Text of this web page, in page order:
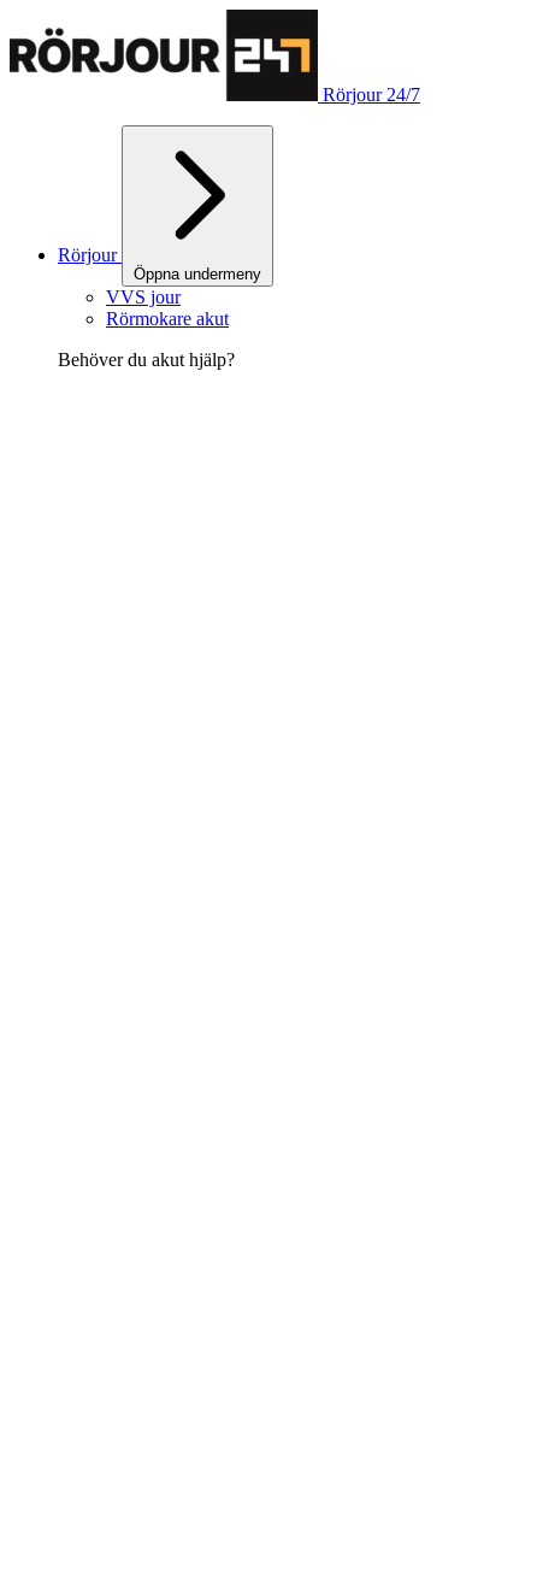
Rörjour 24/7
Rörjour
Öppna undermeny
VVS jour
Rörmokare akut
Behöver du akut hjälp?